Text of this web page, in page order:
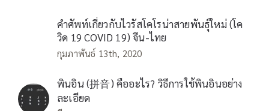
คำศัพท์เกี่ยวกับไวรัสโคโรน่าสายพันธุ์ใหม่ (โค
วิด 19 COVID 19) จีน-ไทย
กุมภาพันธ์ 13th, 2020
พินอิน (拼音) คืออะไร? วิธีการใช้พินอินอย่าง
ละเอียด